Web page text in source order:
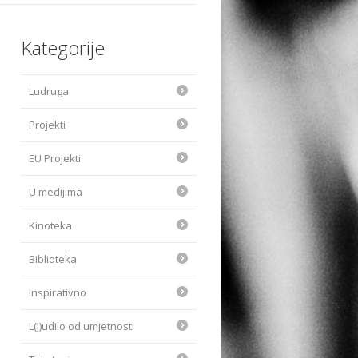
Kategorije
Ludruga
Projekti
EU Projekti
U medijima
Kinoteka
Biblioteka
Inspirativno
L(j)udilo od umjetnosti